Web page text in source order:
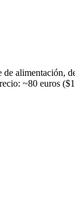
de
~80 euros